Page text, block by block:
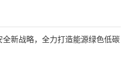
新战略，全力打造能源绿色低碳